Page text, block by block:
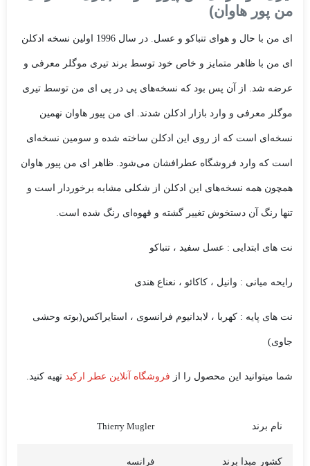
من پور هاوان)
ای من با حال و هوای تنباکو و عسل. در سال 1996 اولین نسخه ادکلن
ای من با ظاهر متمایز و خاص خود توسط برند تیری موگلر معرفی و
عرضه شد. از آن پس بود که نسخه‌های پی در پی ای من توسط تیری
موگلر معرفی و وارد بازار ادکلن شدند. ای من پیور هاوان نهمین
نسخه‌ای است که از روی این ادکلن ساخته شده و سومین نسخه‌ای
است که وارد فروشگاه عطرافشان می‌شود. ظاهر ای من پیور هاوان
همچون همه نسخه‌های این ادکلن از شکلی مشابه برخوردار است و
تنها رنگ آن دستخوش تغییر گشته و قهوه‌ای رنگ شده است.
نت های ابتدایی : عسل سفید ، تنباکو
رایحه میانی : وانیل ، کاکائو ، نعناع هندی
نت های پایه : کهربا ، لابدانیوم فرانسوی ، استایراکس(بوته وحشی
جاوی)
شما میتوانید این محصول را از فروشگاه آنلاین عطر ارکید تهیه کنید.
نام برند Thierry Mugler
کشور مبدا برند فرانسه